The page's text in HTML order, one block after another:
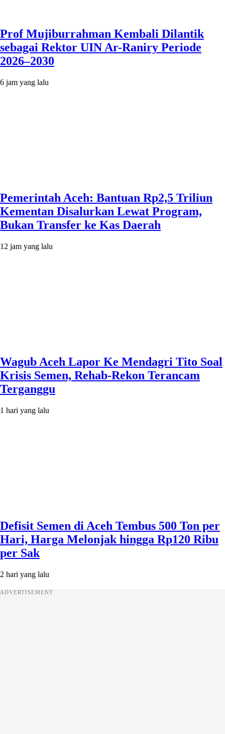
Prof Mujiburrahman Kembali Dilantik
sebagai Rektor UIN Ar-Raniry Periode
2026–2030
6 jam yang lalu
Pemerintah Aceh: Bantuan Rp2,5 Triliun
Kementan Disalurkan Lewat Program,
Bukan Transfer ke Kas Daerah
12 jam yang lalu
Wagub Aceh Lapor Ke Mendagri Tito Soal
Krisis Semen, Rehab-Rekon Terancam
Terganggu
1 hari yang lalu
Defisit Semen di Aceh Tembus 500 Ton per
Hari, Harga Melonjak hingga Rp120 Ribu
per Sak
2 hari yang lalu
ADVERTISEMENT